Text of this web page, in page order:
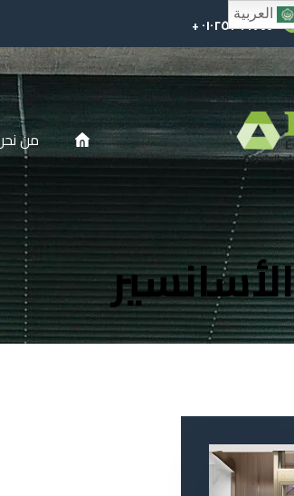
٠١٠٢٥٢٩٩٧٤٤ +
من
العربية